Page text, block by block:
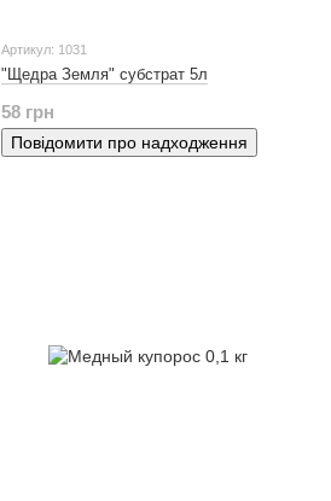
Артикул: 1031
"Щедра Земля" субстрат 5л
58 грн
Повідомити про надходження